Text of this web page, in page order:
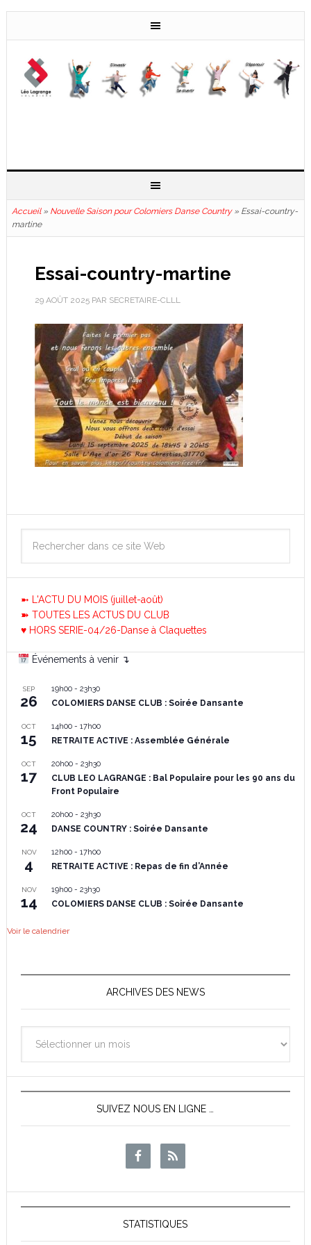
Accueil» Nouvelle Saison pour Colomiers Danse Country» Essai-country-
martine
Essai-country-martine
29 AOÛT 2025PAR SECRETAIRE-CLLL
➼ L'ACTU DU MOIS (juillet-août)
➽ TOUTES LES ACTUS DU CLUB
♥ HORS SERIE-04/26-Danse à Claquettes
Événements à venir ↴
SEP
26
19h00- 23h30
COLOMIERS DANSE CLUB : Soirée Dansante
OCT
15
14h00- 17h00
RETRAITE ACTIVE : Assemblée Générale
OCT
17
20h00- 23h30
CLUB LEO LAGRANGE : Bal Populaire pour les 90 ans du
Front Populaire
OCT
24
20h00- 23h30
DANSE COUNTRY : Soirée Dansante
NOV
4
12h00- 17h00
RETRAITE ACTIVE : Repas de fin d’Année
NOV
14
19h00- 23h30
COLOMIERS DANSE CLUB : Soirée Dansante
Voir le calendrier
ARCHIVES DES NEWS
des
News
SUIVEZ NOUS EN LIGNE …
STATISTIQUES